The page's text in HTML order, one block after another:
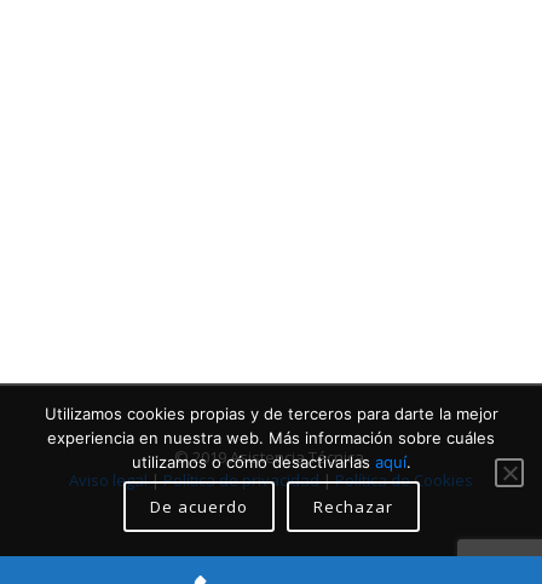
© 2019 Asistencia Técnica.
Aviso legal|Política de privacidad|Política de Cookies
Utilizamos cookies propias y de terceros para darte la mejor
experiencia en nuestra web. Más información sobre cuáles
utilizamos o cómo desactivarlas aquí.
De acuerdo Rechazar